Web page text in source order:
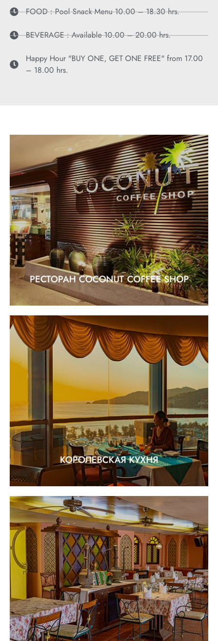
FOOD : Pool Snack Menu 10.00 – 18.30 hrs.
BEVERAGE : Available 10.00 – 20.00 hrs.
Happy Hour "BUY ONE, GET ONE FREE" from 17.00
– 18.00 hrs.
РЕСТОРАН COCONUT COFFEE SHOP
РЕСТОРАН COCONUT COFFEE
SHOP
"Весь день наслаждаясь обширным меню
международной и азиатской кухни"
EXPLORE
КОРОЛЕВСКАЯ КУХНЯ
КОРОЛЕВСКАЯ КУХНЯ
"Лучший китайский ресторан"
EXPLORE
РЕСТОРАН КАСАБЛАНКА
"Исключительный и усовершенствованный
индийский и аравийский обед." Касабланка -
одобрен организацией "Халял"
EXPLORE